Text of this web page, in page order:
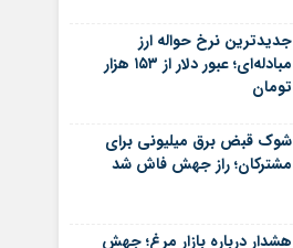
جدیدترین نرخ حواله ارز
مبادله‌ای؛ عبور دلار از ۱۵۳ هزار
تومان
شوک قبض برق میلیونی برای
مشترکان؛ راز جهش فاش شد
هشدار درباره بازار مرغ؛ جهش